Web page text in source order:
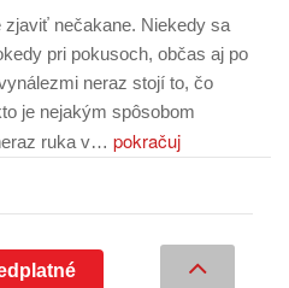
nečakane. Niekedy sa
pri pokusoch, občas aj po
neraz stojí to, čo
je nejakým spôsobom
ruka v… pokračuj